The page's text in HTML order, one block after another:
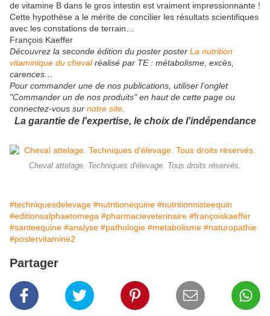
de vitamine B dans le gros intestin est vraiment impressionnante !
Cette hypothèse a le mérite de concilier les résultats scientifiques
avec les constations de terrain…
François Kaeffer
Découvrez la seconde édition du poster poster La nutrition
vitaminique du chevalréalisé par TE : métabolisme, excès,
carences…
Pour commander une de nos publications, utiliser l’onglet
"Commander un de nos produits" en haut de cette page ou
connectez-vous sur notre site
La garantie de l'expertise, le choix de l'indépendance
Cheval attelage. Techniques d'élevage. Tous droits réservés.
#techniquesdelevage #nutritionequine #nutritionnisteequin
#editionsalphaetomega #pharmacieveterinaire #françoiskaeffer
#santeequine #analyse #pathologie #metabolisme #naturopathie
#postervitamine2
Partager